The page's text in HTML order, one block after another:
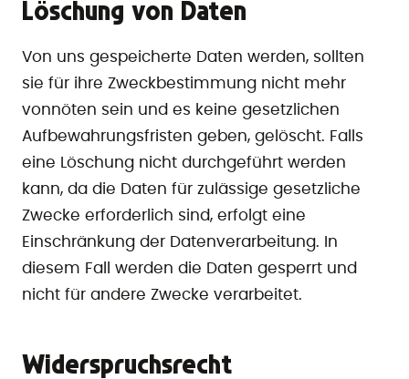
Löschung von Daten
Von uns gespeicherte Daten werden, sollten
sie für ihre Zweckbestimmung nicht mehr
vonnöten sein und es keine gesetzlichen
Aufbewahrungsfristen geben, gelöscht. Falls
eine Löschung nicht durchgeführt werden
kann, da die Daten für zulässige gesetzliche
Zwecke erforderlich sind, erfolgt eine
Einschränkung der Datenverarbeitung. In
diesem Fall werden die Daten gesperrt und
nicht für andere Zwecke verarbeitet.
Widerspruchsrecht